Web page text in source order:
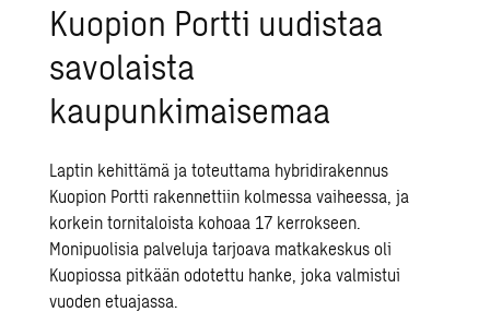
Kuopion Portti uudistaa
savolaista
kaupunkimaisemaa
Laptin kehittämä ja toteuttama hybridirakennus
Kuopion Portti rakennettiin kolmessa vaiheessa, ja
korkein tornitaloista kohoaa 17 kerrokseen.
Monipuolisia palveluja tarjoava matkakeskus oli
Kuopiossa pitkään odotettu hanke, joka valmistui
vuoden etuajassa.